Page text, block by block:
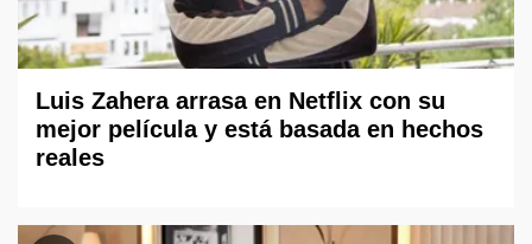
Luis Zahera arrasa en Netflix con su
mejor película y está basada en hechos
reales